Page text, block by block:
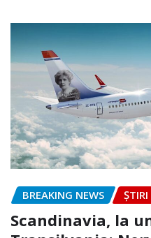
BREAKING NEWS ȘTIRI
Scandinavia, la